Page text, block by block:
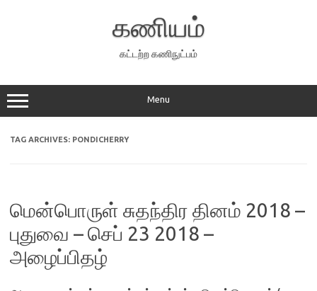
கணியம்
கட்டற்ற கணிநுட்பம்
Menu
TAG ARCHIVES: PONDICHERRY
மென்பொருள் சுதந்திர தினம் 2018 –
புதுவை – செப் 23 2018 –
அழைப்பிதழ்